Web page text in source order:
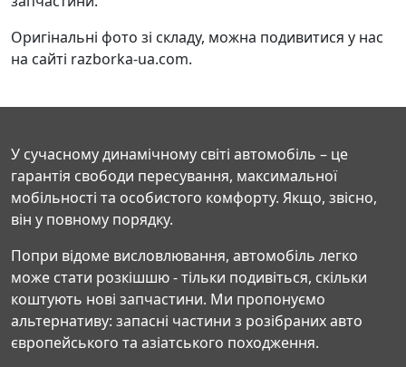
Оригінальні фото зі складу, можна подивитися у нас
на сайті razborka-ua.com.
У сучасному динамічному світі автомобіль – це
гарантія свободи пересування, максимальної
мобільності та особистого комфорту. Якщо, звісно,
він у повному порядку.
Попри відоме висловлювання, автомобіль легко
може стати розкішшю - тільки подивіться, скільки
коштують нові запчастини. Ми пропонуємо
альтернативу: запасні частини з розібраних авто
європейського та азіатського походження.